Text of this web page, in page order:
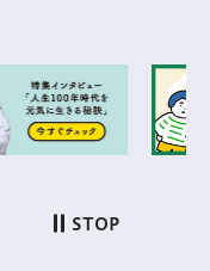
表示 次のスライドを表
STOP